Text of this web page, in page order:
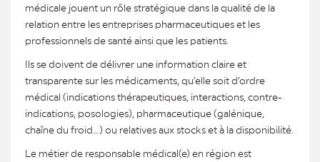
médicale jouent un rôle stratégique dans la qualité de la
relation entre les entreprises pharmaceutiques et les
professionnels de santé ainsi que les patients.
Ils se doivent de délivrer une information claire et
transparente sur les médicaments, qu’elle soit d’ordre
médical (indications thérapeutiques, interactions, contre-
indications, posologies), pharmaceutique (galénique,
chaîne du froid…) ou relatives aux stocks et à la disponibilité.
Le métier de responsable médical(e) en région est